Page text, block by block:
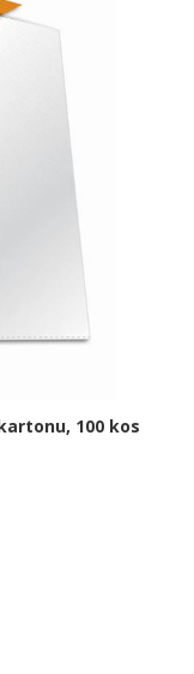
100 kos